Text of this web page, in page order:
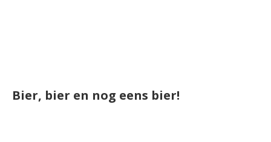
Bier, bier en nog eens bier!